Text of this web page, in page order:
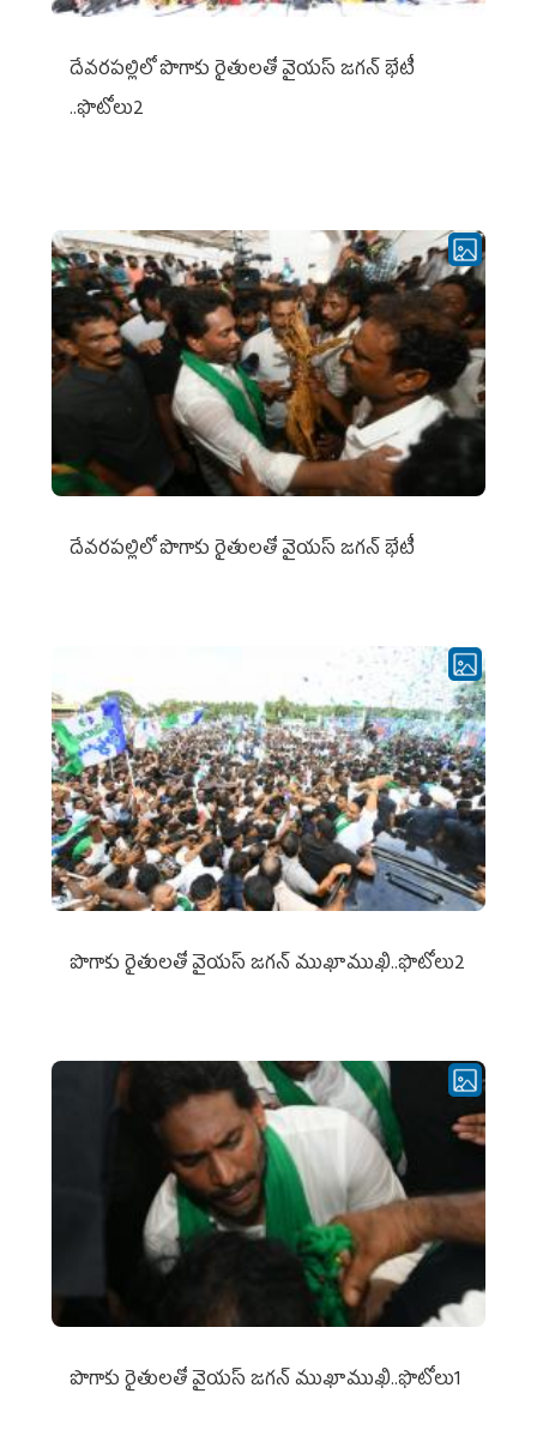
దేవరపల్లిలో పొగాకు రైతులతో వైయస్ జగన్ భేటీ
..ఫొటోలు2
దేవరపల్లిలో పొగాకు రైతులతో వైయస్ జగన్ భేటీ
పొగాకు రైతుల‌తో వైయ‌స్ జ‌గ‌న్ ముఖాముఖి..ఫొటోలు2
పొగాకు రైతుల‌తో వైయ‌స్ జ‌గ‌న్ ముఖాముఖి..ఫొటోలు1